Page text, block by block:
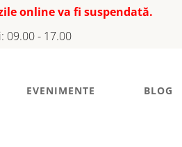
online va fi suspendată.
09.00 - 17.00
EVENIMENTE BLOG